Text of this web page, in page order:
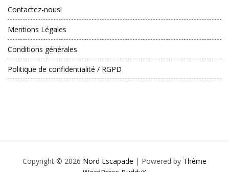
Contactez-nous!
Mentions Légales
Conditions générales
Politique de confidentialité / RGPD
Copyright © 2026 Nord Escapade | Powered by Thème